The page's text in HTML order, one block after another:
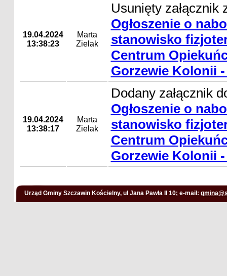
19.04.2024
13:38:23
Marta
Zielak
Usunięty załącznik
Ogłoszenie o
stanowisko
Centrum
Gorzewie Kolonii -
19.04.2024
13:38:17
Marta
Zielak
Dodany załącznik
Ogłoszenie o
stanowisko
Centrum
Gorzewie Kolonii -
Urząd Gminy Szczawin Kościelny, ul Jana Pawła II 10; e-mail: